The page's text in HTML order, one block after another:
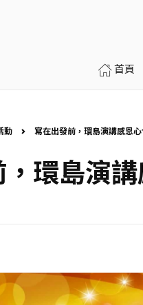
首頁
動 寫在出發前，環島演講感恩
環島演